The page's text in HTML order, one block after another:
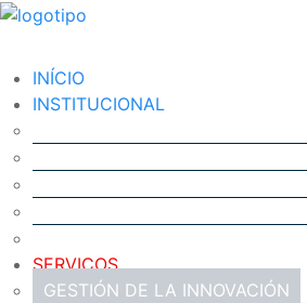
INÍCIO
INSTITUCIONAL
SERVIÇOS
GESTIÓN DE LA INNOVACIÓN